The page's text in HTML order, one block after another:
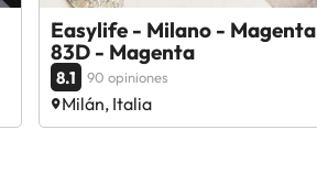
Easylife - Milano - Magenta
83D - Magenta
8.1 90 opiniones
Milán, Italia